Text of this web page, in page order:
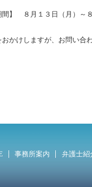
間】 ８月１３日（月）～
おかけしますが、お問い合
事務所案内 弁護士紹